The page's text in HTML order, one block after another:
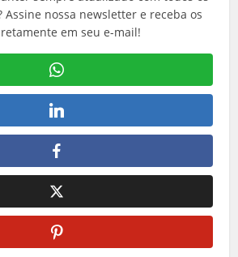
Assine nossa newsletter e receba os
em seu e-mail!